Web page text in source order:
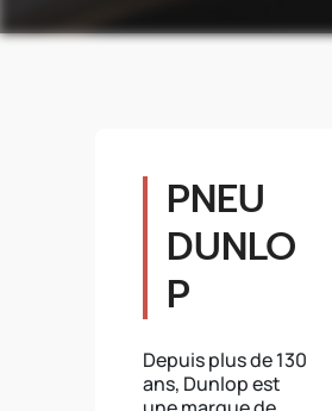
PNEU
DUNLO
P
Depuis plus de 130
ans, Dunlop est